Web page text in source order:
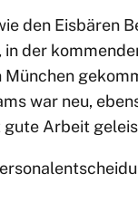
den Eisbären
der
war neu,
gute Arbeit